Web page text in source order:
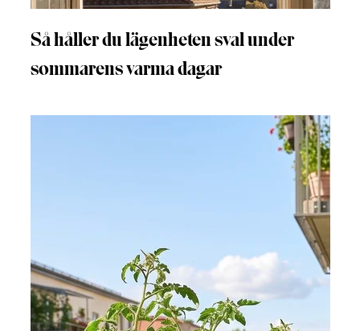
Så håller du lägenheten sval under
sommarens varma dagar